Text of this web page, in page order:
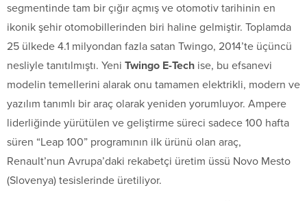
segmentinde tam bir çığır açmış ve otomotiv tarihinin en
ikonik şehir otomobillerinden biri haline gelmiştir. Toplamda
25 ülkede 4.1 milyondan fazla satan Twingo, 2014’te üçüncü
nesliyle tanıtılmıştı. Yeni Twingo E-Tech ise, bu efsanevi
modelin temellerini alarak onu tamamen elektrikli, modern ve
yazılım tanımlı bir araç olarak yeniden yorumluyor. Ampere
liderliğinde yürütülen ve geliştirme süreci sadece 100 hafta
süren “Leap 100” programının ilk ürünü olan araç,
Renault’nun Avrupa’daki rekabetçi üretim üssü Novo Mesto
(Slovenya) tesislerinde üretiliyor.